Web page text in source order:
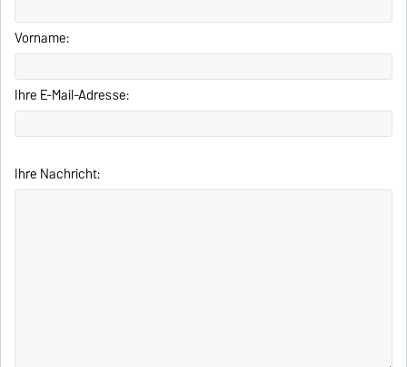
Vorname:
Ihre E-Mail-Adresse:
Ihre Nachricht: